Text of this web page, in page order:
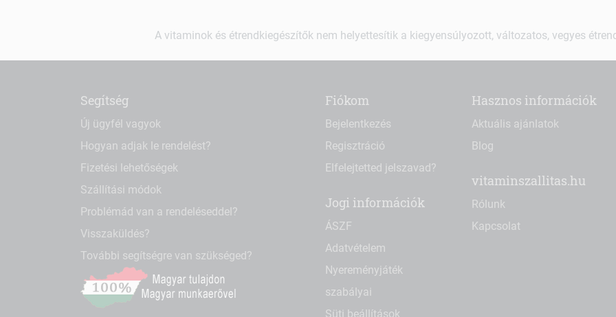
A vitaminok és étrendkiegészítők nem helyettesítik a kiegyensúlyozott, változatos, vegyes
Segítség
Új ügyfél vagyok
Hogyan adjak le rendelést?
Fizetési lehetőségek
Szállítási módok
Problémád van a rendeléseddel?
Visszaküldés?
További segítségre van szükséged?
Fiókom
Bejelentkezés
Regisztráció
Elfelejtetted jelszavad?
Jogi információk
ÁSZF
Adatvételem
Nyereményjáték
szabályai
Süti beállítások
Hasznos információk
Aktuális ajánlatok
Blog
vitaminszallitas.hu
Rólunk
Kapcsolat